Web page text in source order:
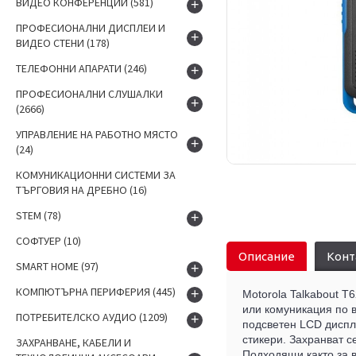
+
ПРОФЕСИОНАЛНИ ДИСПЛЕИ И
ВИДЕО СТЕНИ (178) +
ТЕЛЕФОННИ АПАРАТИ (246) +
ПРОФЕСИОНАЛНИ СЛУШАЛКИ
(2666)
+
УПРАВЛЕНИЕ НА РАБОТНО МЯСТО
(24)
+
КОМУНИКАЦИОННИ СИСТЕМИ ЗА
ТЪРГОВИЯ НА ДРЕБНО (16)
STEM (78) +
СОФТУЕР (10)
SMART HOME(97) +
КОМПЮТЪРНА ПЕРИФЕРИЯ (445) +
ПОТРЕБИТЕЛСКО АУДИО (1209) +
ЗАХРАНВАНЕ, КАБЕЛИ И
Описание
Motorola Talkabout
или комуникация по
подсветен LCD
стикери. Захранват